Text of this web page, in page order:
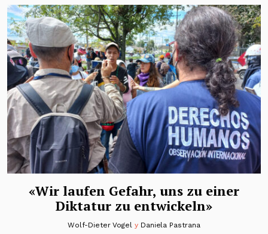
«Wir laufen Gefahr, uns zu einer
Diktatur zu entwickeln»
Wolf-Dieter Vogel y Daniela Pastrana